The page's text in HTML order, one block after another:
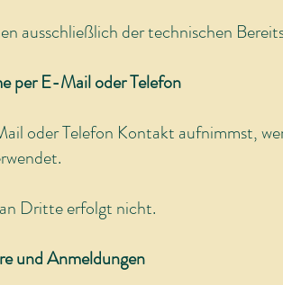
ausschließlich der technischen
per E-Mail oder Telefon
oder Telefon Kontakt aufnimmst,
Dritte erfolgt nicht.
und Anmeldungen